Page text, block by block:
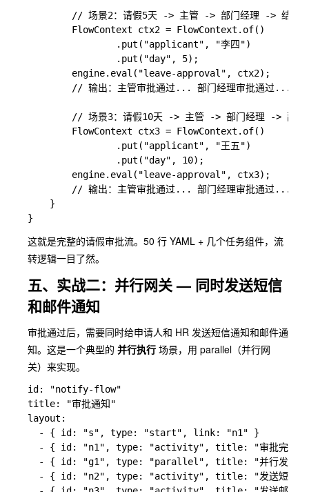
        // 场景2：请假5天 -> 主管 -> 部门经理 -> 结束
        FlowContext ctx2 = FlowContext.of()
                .put("applicant", "李四")
                .put("day", 5);
        engine.eval("leave-approval", ctx2);
        // 输出：主管审批通过... 部门经理审批通过...
// 场景3：请假10天 -> 主管 -> 部门经理 -> 副总
        FlowContext ctx3 = FlowContext.of()
                .put("applicant", "王五")
                .put("day", 10);
        engine.eval("leave-approval", ctx3);
// 输出：主管审批通过... 部门经理审批通过... 副
    }
这就是完整的请假审批流。50 行 YAML + 几个任务组件，流
转逻辑一目了然。
五、实战二：并行网关 — 同时发送短信
和邮件通知
审批通过后，需要同时给申请人和 HR 发送短信通知和邮件通
知。这是一个典型的 并行执行 场景，用 parallel （并行网
关）来实现。
id: "notify-flow"
title: "审批通知"
layout:
  - { id: "s", type: "start", link: "n1" }
- { id: "n1", type: "activity", title: "审批完成
- { id: "g1", type: "parallel", title: "并行发送
- { id: "n2", type: "activity", title: "发送短信